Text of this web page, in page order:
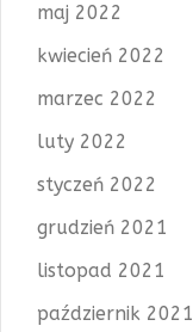
maj 2022
kwiecień 2022
marzec 2022
luty 2022
styczeń 2022
grudzień 2021
listopad 2021
październik 2021